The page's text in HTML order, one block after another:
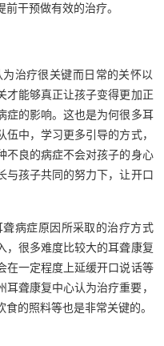
干预做有效的治疗。
治疗很关键而日常的关怀以
才能够真正让孩子变得更加正
症的影响。这也是为何很多耳
中，学习更多引导的方式，
不良的病症不会对孩子的身心
与孩子共同的努力下，让开口
病症原因所采取的治疗方式
，很多难度比较大的耳聋康复
在一定程度上延缓开口说话等
聋康复‍中心认为治疗重要，
的照料等也是非常关键的。